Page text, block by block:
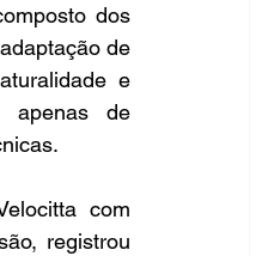
dos
de
e
apenas de
com
registrou